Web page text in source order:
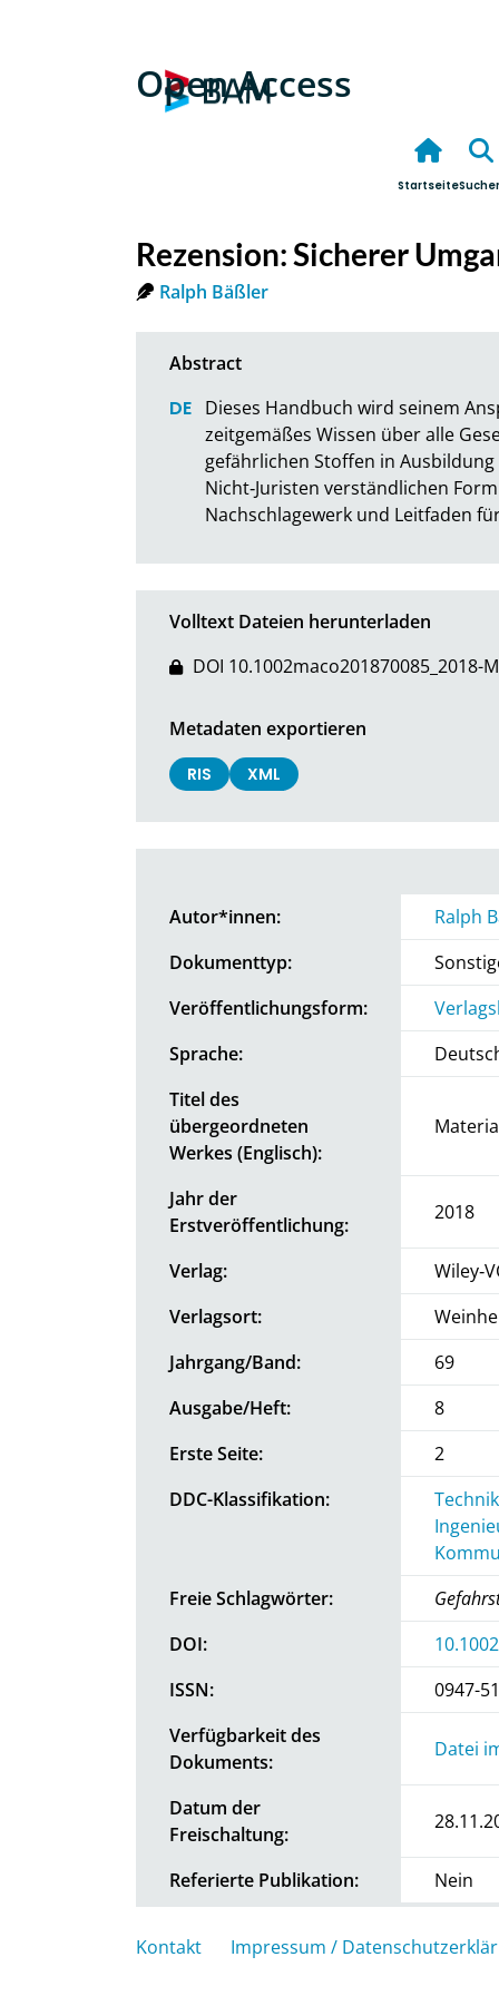
Open Access
Startseite
Rezension: Sicherer
Ralph Bäßler
Dieses Handbuch wird seinem
zeitgemäßes Wissen über alle
gefährlichen Stoffen in
Nicht‐Juristen verständlichen
Nachschlagewerk und Leitfaden
Volltext Dateien herunterladen
DOI 10.1002maco201870085_2018-
Metadaten exportieren
RIS XML
Autor*innen:
Ralph
Dokumenttyp:
Veröffentlichungsform:
Sprache:
Titel des
übergeordneten
Werkes (Englisch):
Jahr der
Erstveröffentlichung:
2018
Verlag:
Verlagsort:
Jahrgang/Band:
69
Ausgabe/Heft:
8
Erste Seite:
2
DDC-Klassifikation:
Freie Schlagwörter:
DOI:
ISSN:
0947-
Verfügbarkeit des
Dokuments:
Datei
Datum der
Freischaltung:
Referierte Publikation: Nein
Kontakt Impressum /